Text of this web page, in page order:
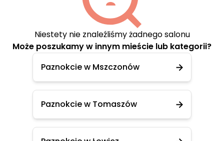
Niestety nie znaleźliśmy żadnego salonu
Może poszukamy w innym mieście lub kategorii?
Paznokcie w Mszczonów
Paznokcie w Tomaszów